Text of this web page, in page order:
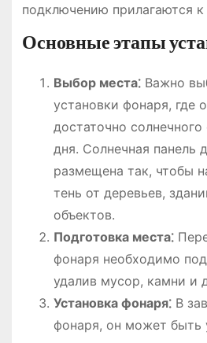
подключению прилагаются
Основные этапы
Выбор места⁚Важно
установки фонаря, где
достаточно солнечного
дня. Солнечная панель
размещена так, чтобы
тень от деревьев,
объектов.
Подготовка места⁚
фонаря необходимо
удалив мусор, камни и
Установка фонаря⁚В
фонаря, он может быть